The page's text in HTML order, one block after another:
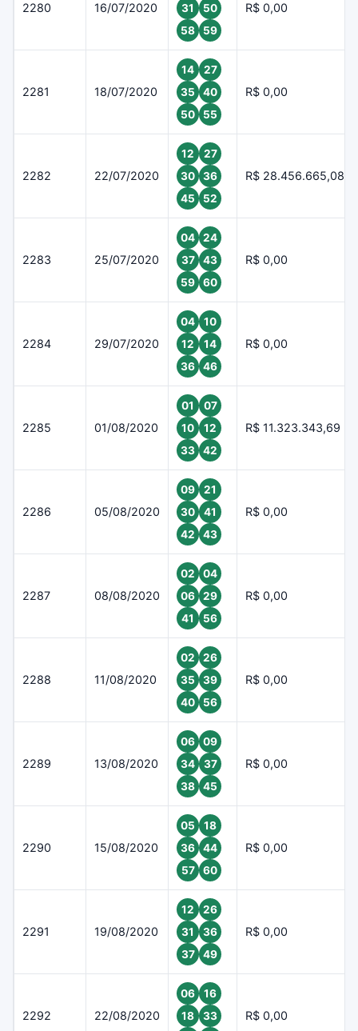
2280 16/07/2020
31
50
58
59
R$ 0,00
2281 18/07/2020
14
27
35
40
50
55
R$ 0,00
2282 22/07/2020
12
27
30
36
45
52
R$ 28.456.665,08
2283 25/07/2020
04
24
37
43
59
60
R$ 0,00
2284 29/07/2020
04
10
12
14
36
46
R$ 0,00
2285 01/08/2020
01
07
10
12
33
42
R$ 11.323.343,69
2286 05/08/2020
09
21
30
41
42
43
R$ 0,00
2287 08/08/2020
02
04
06
29
41
56
R$ 0,00
2288 11/08/2020
02
26
35
39
40
56
R$ 0,00
2289 13/08/2020
06
09
34
37
38
45
R$ 0,00
2290 15/08/2020
05
18
36
44
57
60
R$ 0,00
2291 19/08/2020
12
26
31
36
37
49
R$ 0,00
2292 22/08/2020
06
16
18
33
R$ 0,00